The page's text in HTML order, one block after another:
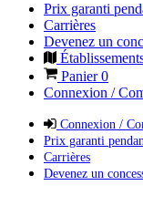
Prix garanti
Carrières
Devenez un
Panier0
Connexion /
Connexion /
Prix garanti
Carrières
Devenez un